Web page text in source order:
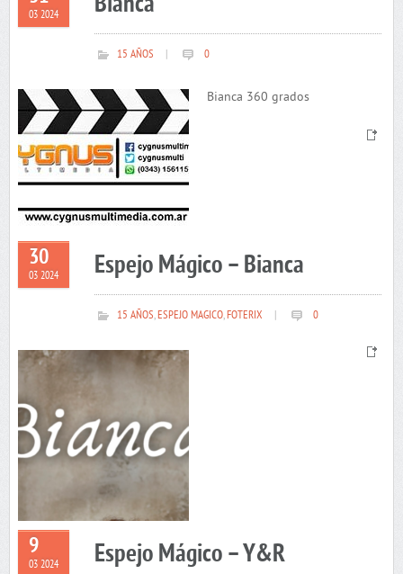
03 2024
15 AÑOS 0
Bianca 360 grados
30
03 2024 Espejo Mágico – Bianca
15 AÑOS,ESPEJO MAGICO,FOTERIX 0
9
03 2024 Espejo Mágico – Y&R